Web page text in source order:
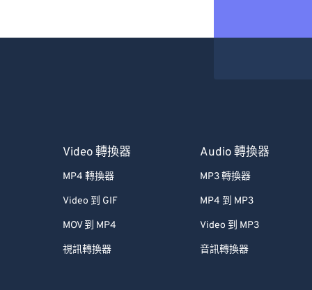
Video 轉換器
MP4 轉換器
Video 到 GIF
MOV 到 MP4
視訊轉換器
Audio 轉換器
MP3 轉換器
MP4 到 MP3
Video 到 MP3
音訊轉換器